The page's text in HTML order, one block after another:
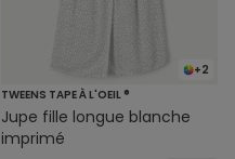
+2
TWEENS TAPE À L'OEIL ®
Jupe fille longue blanche
imprimé